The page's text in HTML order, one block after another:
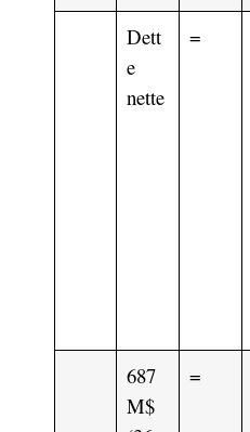
Dett
e
nette
=
687
M$
=